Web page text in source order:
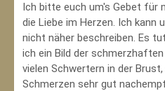
Ich bitte euch um's Gebet für
die Liebe im Herzen. Ich kann
nicht näher beschreiben. Es
ich ein Bild der
vielen Schwertern in der
Schmerzen sehr gut